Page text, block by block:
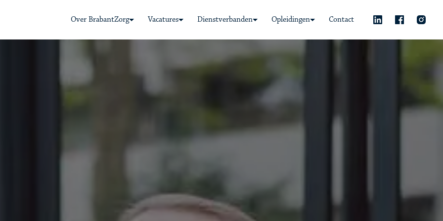
Over BrabantZorg Vacatures Dienstverbanden Opleidingen Contact